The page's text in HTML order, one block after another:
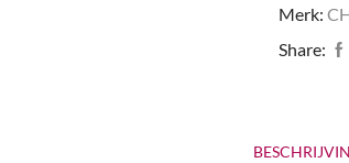
Merk:
Share: